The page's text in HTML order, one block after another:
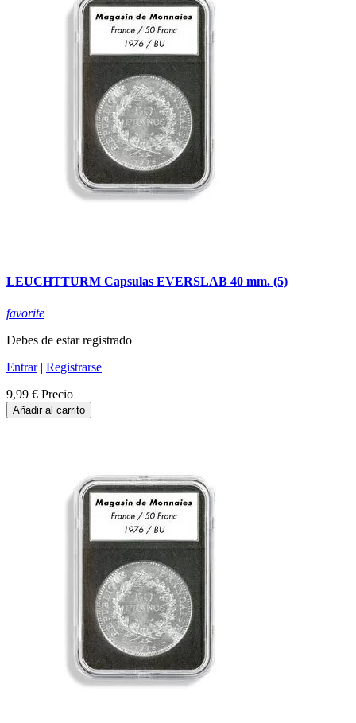
LEUCHTTURM Capsulas EVERSLAB 40 mm. (5)
favorite
Debes de estar registrado
Entrar| Registrarse
9,99 € Precio
Añadir al carrito